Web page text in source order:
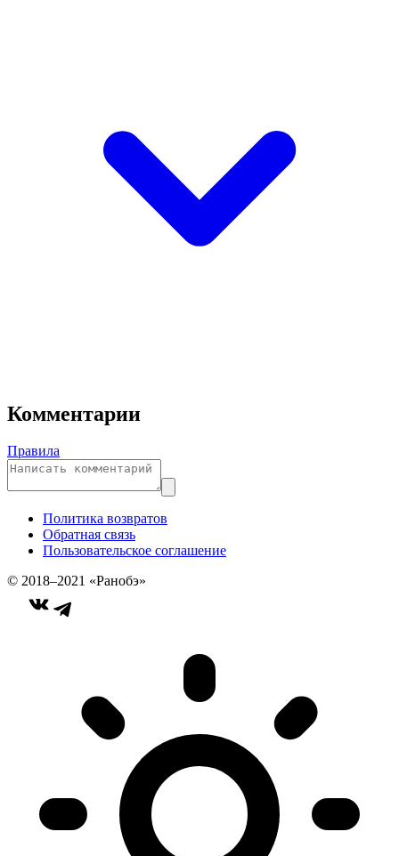
Комментарии
Правила
Политика возвратов
Обратная связь
Пользовательское соглашение
© 2018–2021 «Ранобэ»